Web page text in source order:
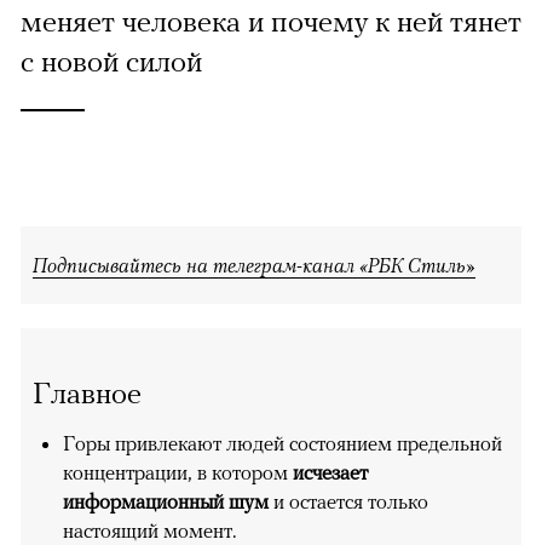
меняет человека и почему к ней тянет
с новой силой
Подписывайтесь на телеграм-канал «РБК Стиль»
Главное
Горы привлекают людей состоянием предельной
концентрации, в котором исчезает
информационный шуми остается только
настоящий момент.